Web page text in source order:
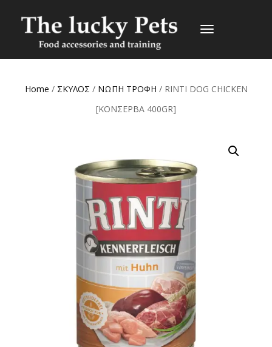
TOGGLE
Home / ΣΚΥΛΟΣ / ΝΩΠΗ ΤΡΟΦΗ / RINTI DOG CHICKEN
[ΚΟΝΣΕΡΒΑ 400GR]